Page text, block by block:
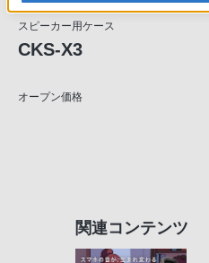
スピーカー用ケース
CKS-X3
オープン価格
関連コンテンツ